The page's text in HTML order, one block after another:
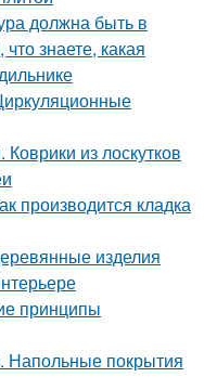
должна быть в
знаете, какая
из лоскутков
производится кладка
изделия
принципы
Напольные покрытия